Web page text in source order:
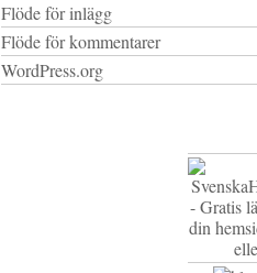
Flöde för inlägg
Flöde för kommentarer
WordPress.org